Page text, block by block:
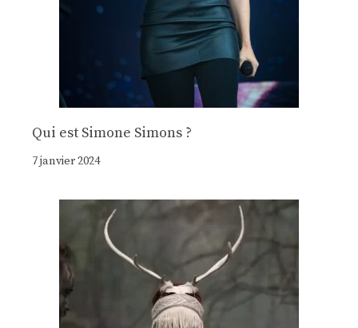
Qui est Simone Simons ?
7 janvier 2024